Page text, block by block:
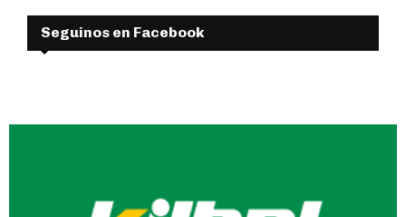
Seguinos en Facebook